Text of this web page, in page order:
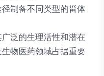
制备不同类型的甾体
泛的生理活性和潜在
物医药领域占据重要